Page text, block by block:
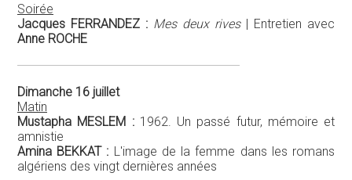
Soirée
Jacques FERRANDEZ : Mes deux rives| Entretien avec
Anne ROCHE
Dimanche 16 juillet
Matin
Mustapha MESLEM :1962. Un passé futur, mémoire et
amnistie
Amina BEKKAT : L'image de la femme dans les romans
algériens des vingt dernières années